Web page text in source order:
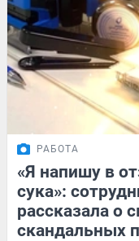
РАБОТА
«Я напишу в
сука»:
рассказала о
скандальных